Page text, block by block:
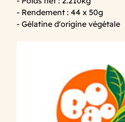
- Rendement : 44 x 50g
- Gélatine d'origine végétale